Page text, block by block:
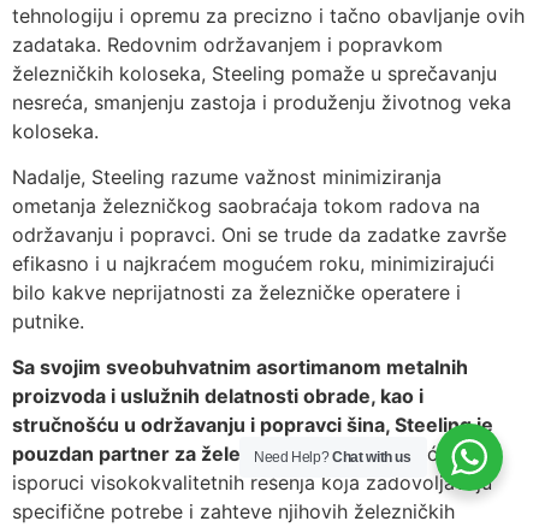
tehnologiju i opremu za precizno i tačno obavljanje ovih
zadataka. Redovnim održavanjem i popravkom
železničkih koloseka, Steeling pomaže u sprečavanju
nesreća, smanjenju zastoja i produženju životnog veka
koloseka.
Nadalje, Steeling razume važnost minimiziranja
ometanja železničkog saobraćaja tokom radova na
održavanju i popravci. Oni se trude da zadatke završe
efikasno i u najkraćem mogućem roku, minimizirajući
bilo kakve neprijatnosti za železničke operatere i
putnike.
Sa svojim sveobuhvatnim asortimanom metalnih
proizvoda i uslužnih delatnosti obrade, kao i
stručnošću u održavanju i popravci šina, Steeling je
pouzdan partner za železnički sektor.Posvećeni su
isporuci visokokvalitetnih rešenja koja zadovoljavaju
specifične potrebe i zahteve njihovih železničkih
Need Help?Chat with us